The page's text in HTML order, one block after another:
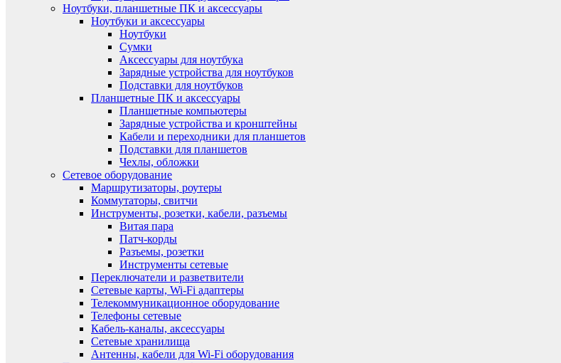
Ноутбуки, планшетные ПК и аксессуары
Ноутбуки и аксессуары
Ноутбуки
Сумки
Аксессуары для ноутбука
Зарядные устройства для ноутбуков
Подставки для ноутбуков
Планшетные ПК и аксессуары
Планшетные компьютеры
Зарядные устройства и кронштейны
Кабели и переходники для планшетов
Подставки для планшетов
Чехлы, обложки
Сетевое оборудование
Маршрутизаторы, роутеры
Коммутаторы, свитчи
Инструменты, розетки, кабели, разъемы
Витая пара
Патч-корды
Разъемы, розетки
Инструменты сетевые
Переключатели и разветвители
Сетевые карты, Wi-Fi адаптеры
Телекоммуникационное оборудование
Телефоны сетевые
Кабель-каналы, аксессуары
Сетевые хранилища
Антенны, кабели для Wi-Fi оборудования